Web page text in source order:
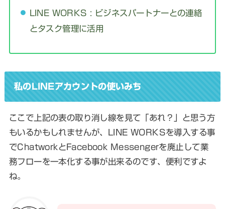
LINE WORKS : ビジネスパートナーとの連絡
とタスク管理に活用
私のLINEアカウントの使いみち
ここで上記の表の取り消し線を見て「あれ？」と思う方
もいるかもしれませんが、LINE WORKSを導入する事
でChatworkとFacebook Messengerを廃止して業
務フローを一本化する事が出来るのです、便利ですよ
ね。